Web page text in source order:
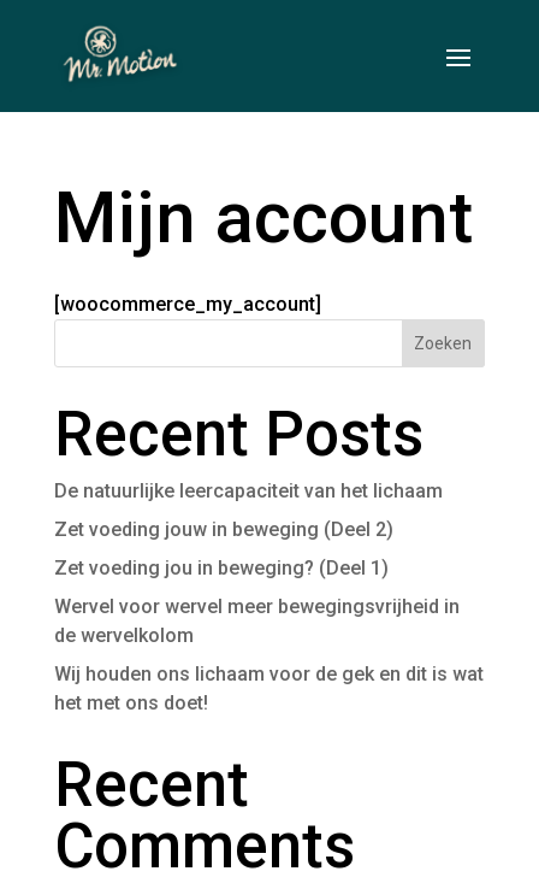
Mijn account
[woocommerce_my_account]
Zoeken
Recent Posts
De natuurlijke leercapaciteit van het lichaam
Zet voeding jouw in beweging (Deel 2)
Zet voeding jou in beweging? (Deel 1)
Wervel voor wervel meer bewegingsvrijheid in
de wervelkolom
Wij houden ons lichaam voor de gek en dit is wat
het met ons doet!
Recent
Comments